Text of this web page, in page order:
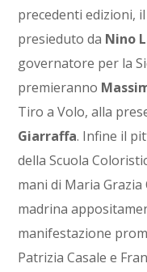
precedenti edizioni,
presieduto da Nino
governatore per la
premieranno
Tiro a Volo, alla
Giarraffa. Infine il
della Scuola
mani di Maria
madrina
manifestazione
Patrizia Casale e